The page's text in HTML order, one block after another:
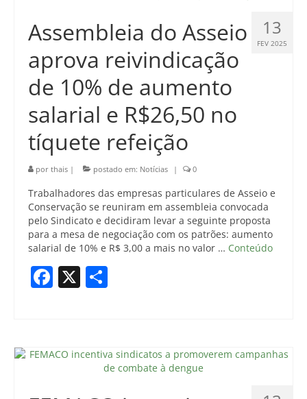
13
FEV 2025
Assembleia do Asseio
aprova reivindicação
de 10% de aumento
salarial e R$26,50 no
tíquete refeição
por thais | postado em: Notícias | 0
Trabalhadores das empresas particulares de Asseio e
Conservação se reuniram em assembleia convocada
pelo Sindicato e decidiram levar a seguinte proposta
para a mesa de negociação com os patrões: aumento
salarial de 10% e R$ 3,00 a mais no valor … Conteúdo
Facebook
X